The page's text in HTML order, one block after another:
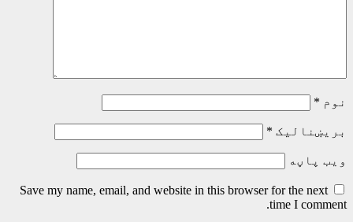
نوم *
بریښنالیک *
ویب پاڼه
Save my name, email, and website in this browser for the next
time I comment.